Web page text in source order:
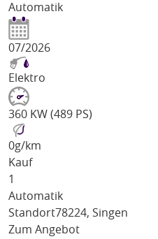
Automatik
07/2026
Elektro
360 KW (489 PS)
0g/km
Kauf
1
Automatik
Standort78224, Singen
Zum Angebot